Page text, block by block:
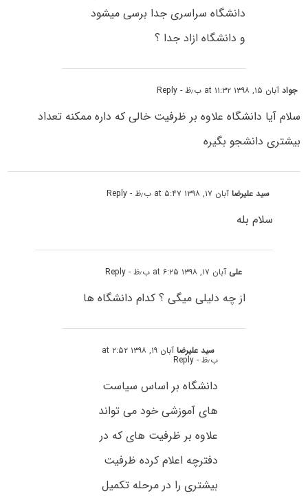
دانشگاه سراسری جدا برسی میشود
و دانشگاه ازاد جدا ؟
جوادآبان ۱۵, ۱۳۹۸ at ۱۱:۳۲ ب٫ظ - Reply
سلام آیا دانشگاه علاوه بر ظرفیت خالی که داره ممکنه تعداد
بیشتری دانشجو بگیره
سید علیرضاآبان ۱۷, ۱۳۹۸ at ۵:۴۷ ب٫ظ - Reply
سلام بله
علی آبان ۱۷, ۱۳۹۸ at ۶:۲۵ ب٫ظ - Reply
از چه دلیلی میگی ؟ کدام دانشگاه ها
سید علیرضا آبان ۱۹, ۱۳۹۸ at ۲:۵۲
ب٫ظ - Reply
دانشگاه بر اساس سیاست
های آموزشی خود می تواند
علاوه بر ظرفیت های که در
دفترچه اعلام کرده ظرفیت
بیشتری را در مرحله تکمیل